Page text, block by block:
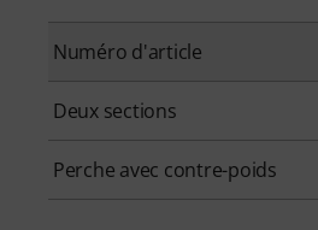
Numéro d'article
Deux sections
Perche avec contre-poids